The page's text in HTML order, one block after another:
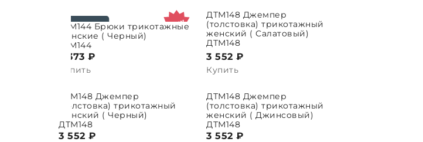
ВЫБРАТЬ ПАРАМЕТРЫБТМ144 Брюки трикотажные
женские ( Черный)
БТМ144
3 373 ₽
Купить
ВЫБРАТЬ ПАРАМЕТРЫ
ДТМ148 Джемпер
(толстовка) трикотажный
женский ( Салатовый)
ДТМ148
3 552 ₽
Купить
ВЫБРАТЬ ПАРАМЕТРЫ
ДТМ148 Джемпер
(толстовка) трикотажный
женский ( Черный)
ДТМ148
3 552 ₽
ВЫБРАТЬ ПАРАМЕТРЫ
ДТМ148 Джемпер
(толстовка) трикотажный
женский ( Джинсовый)
ДТМ148
3 552 ₽